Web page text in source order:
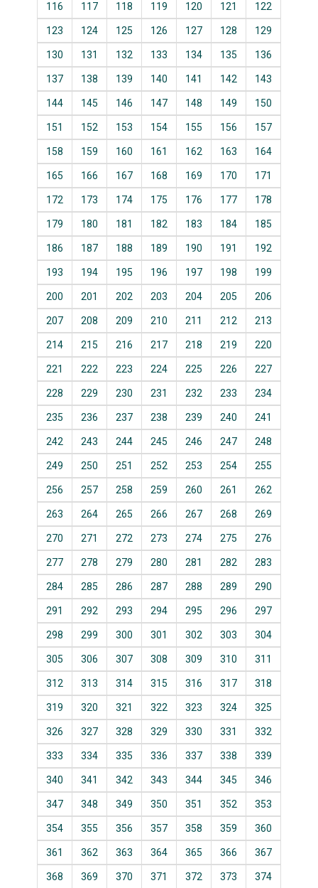
116 117 118 119 120 121 122
123 124 125 126 127 128 129
130 131 132 133 134 135 136
137 138 139 140 141 142 143
144 145 146 147 148 149 150
151 152 153 154 155 156 157
158 159 160 161 162 163 164
165 166 167 168 169 170 171
172 173 174 175 176 177 178
179 180 181 182 183 184 185
186 187 188 189 190 191 192
193 194 195 196 197 198 199
200 201 202 203 204 205 206
207 208 209 210 211 212 213
214 215 216 217 218 219 220
221 222 223 224 225 226 227
228 229 230 231 232 233 234
235 236 237 238 239 240 241
242 243 244 245 246 247 248
249 250 251 252 253 254 255
256 257 258 259 260 261 262
263 264 265 266 267 268 269
270 271 272 273 274 275 276
277 278 279 280 281 282 283
284 285 286 287 288 289 290
291 292 293 294 295 296 297
298 299 300 301 302 303 304
305 306 307 308 309 310 311
312 313 314 315 316 317 318
319 320 321 322 323 324 325
326 327 328 329 330 331 332
333 334 335 336 337 338 339
340 341 342 343 344 345 346
347 348 349 350 351 352 353
354 355 356 357 358 359 360
361 362 363 364 365 366 367
368 369 370 371 372 373 374